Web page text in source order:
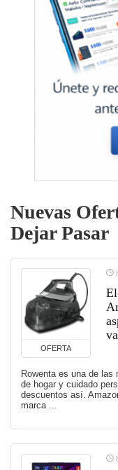
Nuevas
Dejar Pasar
OFERTA
Rowenta es una de
de hogar y cuidado
descuentos así.
marca ...